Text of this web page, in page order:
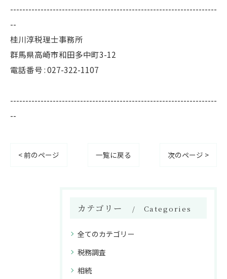
--------------------------------------------------------------------
--
桂川淳税理士事務所
群馬県高崎市和田多中町3-12
電話番号 : 027-322-1107
--------------------------------------------------------------------
--
< 前のページ 一覧に戻る 次のページ >
カテゴリー Categories
全てのカテゴリー
税務調査
相続